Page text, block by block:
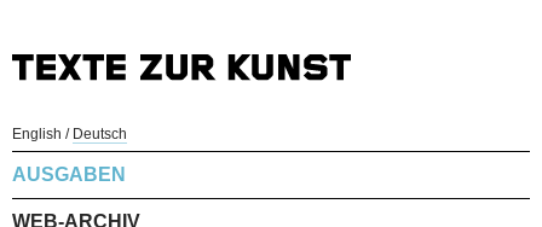
English / Deutsch
AUSGABEN
WEB-ARCHIV